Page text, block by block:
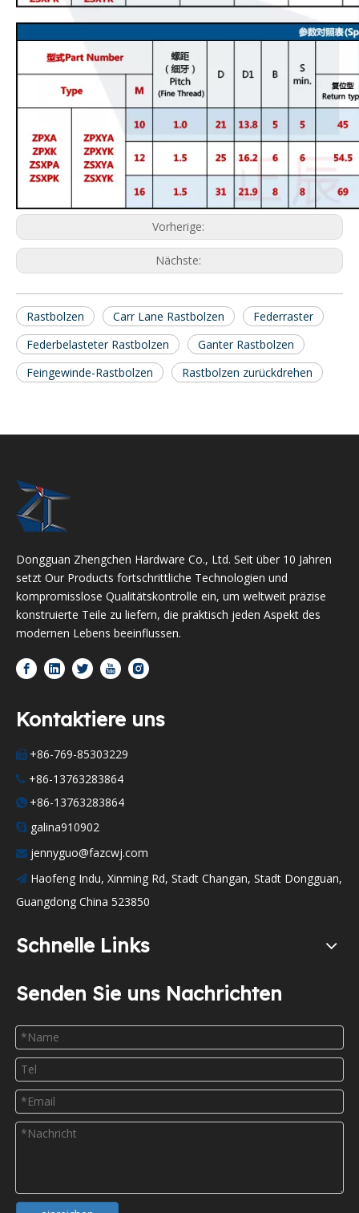
Vorherige:
Nächste:
Rastbolzen Carr Lane Rastbolzen
Federraster
Federbelasteter Rastbolzen
Ganter Rastbolzen
Feingewinde-Rastbolzen
Rastbolzen zurückdrehen
Dongguan Zhengchen Hardware Co., Ltd. Seit über 10 Jahren
setzt Our Products fortschrittliche Technologien und
kompromisslose Qualitätskontrolle ein, um weltweit präzise
konstruierte Teile zu liefern, die praktisch jeden Aspekt des
modernen Lebens beeinflussen.
Kontaktiere uns
 +86-769-85303229
 +86-13763283864
 +86-13763283864
 galina910902
 jennyguo@fazcwj.com
 Haofeng Indu, Xinming Rd, Stadt Changan, Stadt Dongguan,
Guangdong China 523850
Schnelle Links
Senden Sie uns Nachrichten